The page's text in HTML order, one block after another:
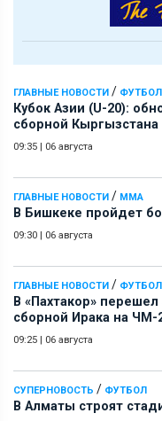
ГЛАВНЫЕ НОВОСТИ / ФУТБОЛ
Кубок Азии (U-20):
сборной
09:35 | 06 августа
ГЛАВНЫЕ НОВОСТИ / ММА
В Бишкеке пройдет
09:30 | 06 августа
ГЛАВНЫЕ НОВОСТИ / ФУТБОЛ
В «Пахтакор»
сборной Ирака на ЧМ-
09:25 | 06 августа
СУПЕРНОВОСТЬ / ФУТБОЛ
В Алматы строят